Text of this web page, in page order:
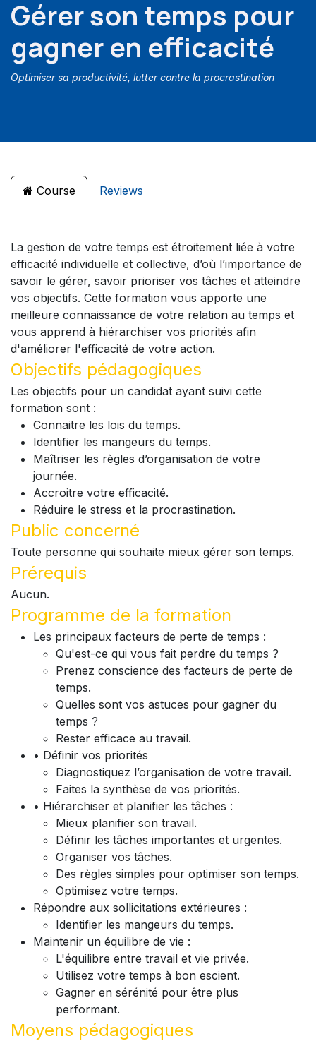
Gérer son temps pour
gagner en efficacité
Optimiser sa productivité, lutter contre la procrastination
Course Reviews
La gestion de votre temps est étroitement liée à votre
efficacité individuelle et collective, d’où l’importance de
savoir le gérer, savoir prioriser vos tâches et atteindre
vos objectifs. Cette formation vous apporte une
meilleure connaissance de votre relation au temps et
vous apprend à hiérarchiser vos priorités afin
d'améliorer l'efficacité de votre action.
Objectifs pédagogiques
Les objectifs pour un candidat ayant suivi cette
formation sont :
Connaitre les lois du temps.
Identifier les mangeurs du temps.
Maîtriser les règles d’organisation de votre
journée.
Accroitre votre efficacité.
Réduire le stress et la procrastination.
Public concerné
Toute personne qui souhaite mieux gérer son temps.
Prérequis
Aucun.
Programme de la formation
Les principaux facteurs de perte de temps :
Qu'est-ce qui vous fait perdre du temps ?
Prenez conscience des facteurs de perte de
temps.
Quelles sont vos astuces pour gagner du
temps ?
Rester efficace au travail.
• Définir vos priorités
Diagnostiquez l’organisation de votre travail.
Faites la synthèse de vos priorités.
• Hiérarchiser et planifier les tâches :
Mieux planifier son travail.
Définir les tâches importantes et urgentes.
Organiser vos tâches.
Des règles simples pour optimiser son temps.
Optimisez votre temps.
Répondre aux sollicitations extérieures :
Identifier les mangeurs du temps.
Maintenir un équilibre de vie :
L'équilibre entre travail et vie privée.
Utilisez votre temps à bon escient.
Gagner en sérénité pour être plus
performant.
Moyens pédagogiques